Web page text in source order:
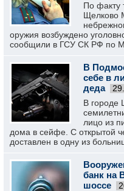
По факту
Щелково
оружия возбуждено
сообщили в ГСУ СК РФ по
В
себе в
деда
В городе
лицо из
дома в сейфе. С открытой
доставлен в одну из
банк на
шоссе